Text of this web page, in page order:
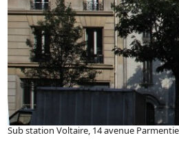
Sub station Voltaire, 14 avenue